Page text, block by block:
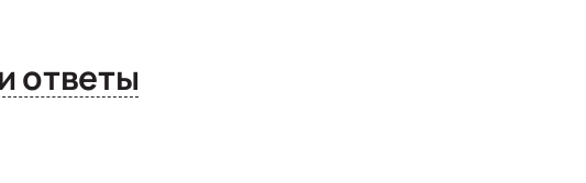
Вопросы и ответы